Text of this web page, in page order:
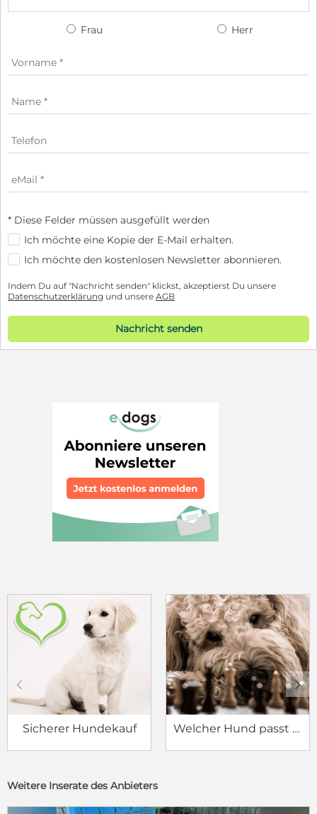
Frau Herr
* Diese Felder müssen ausgefüllt werden
Ich möchte eine Kopie der E-Mail erhalten.
Ich möchte den kostenlosen Newsletter abonnieren.
Indem Du auf "Nachricht senden" klickst, akzeptierst Du unsere
Datenschutzerklärung und unsere AGB
Nachricht senden
Sicherer Hundekauf Welcher Hund passt zu mir?
c d
Weitere Inserate des Anbieters